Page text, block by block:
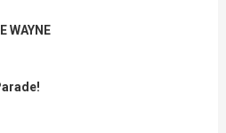
WAYNE